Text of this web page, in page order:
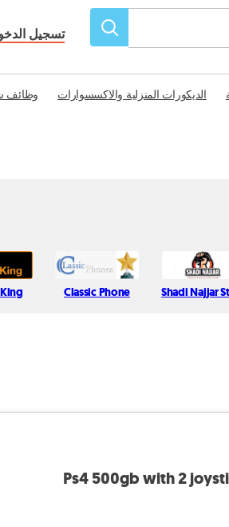
تسجيل
الديكورات المنزلية والاكسسوارات
وظائف
Classic Phone Shadi Najjar
Ps4 500gb with 2